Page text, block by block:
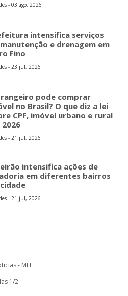
- 03 ago, 2026
intensifica serviços
e drenagem em
Fino
- 23 jul, 2026
pode comprar
no Brasil? O que diz a lei
CPF, imóvel urbano e rural
2026
- 21 jul, 2026
intensifica ações de
em diferentes bairros
- 21 jul, 2026
- MEI
1/2